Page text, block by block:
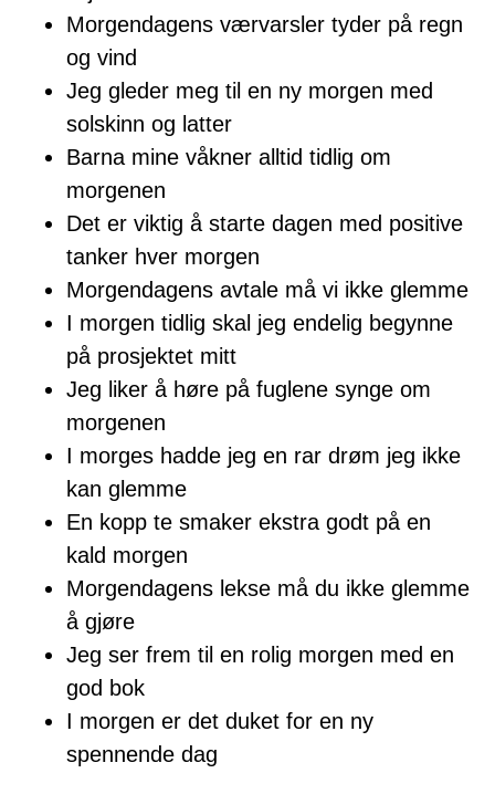
Morgendagens værvarsler tyder på regn
og vind
Jeg gleder meg til en ny morgen med
solskinn og latter
Barna mine våkner alltid tidlig om
morgenen
Det er viktig å starte dagen med positive
tanker hver morgen
Morgendagens avtale må vi ikke glemme
I morgen tidlig skal jeg endelig begynne
på prosjektet mitt
Jeg liker å høre på fuglene synge om
morgenen
I morges hadde jeg en rar drøm jeg ikke
kan glemme
En kopp te smaker ekstra godt på en
kald morgen
Morgendagens lekse må du ikke glemme
å gjøre
Jeg ser frem til en rolig morgen med en
god bok
I morgen er det duket for en ny
spennende dag